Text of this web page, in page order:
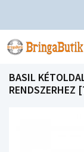
BASIL
RENDSZERHEZ